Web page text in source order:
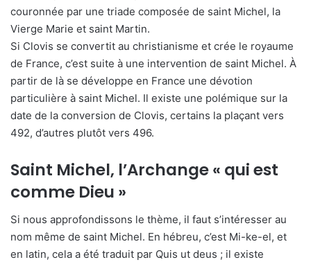
couronnée par une triade composée de saint Michel, la
Vierge Marie et saint Martin.
Si Clovis se convertit au christianisme et crée le royaume
de France, c’est suite à une intervention de saint Michel. À
partir de là se développe en France une dévotion
particulière à saint Michel. Il existe une polémique sur la
date de la conversion de Clovis, certains la plaçant vers
492, d’autres plutôt vers 496.
Saint Michel, l’Archange « qui est
comme Dieu »
Si nous approfondissons le thème, il faut s’intéresser au
nom même de saint Michel. En hébreu, c’est Mi-ke-el, et
en latin, cela a été traduit par Quis ut deus ; il existe